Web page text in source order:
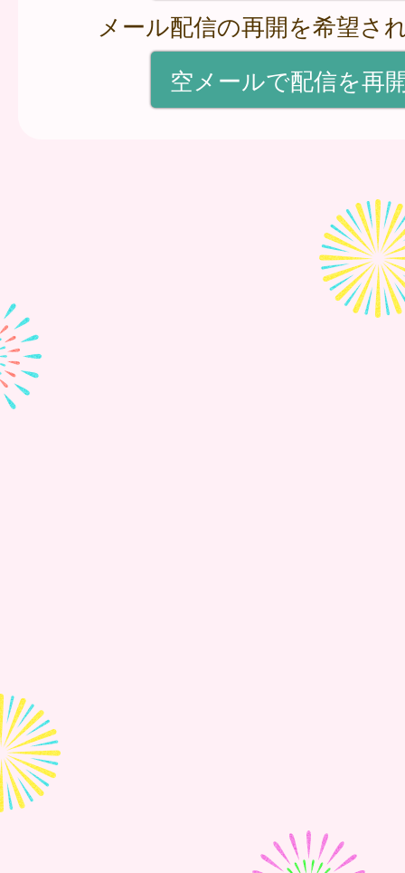
メール配信の再開を希望さ
空メールで配信を再